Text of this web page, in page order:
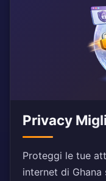
Privacy
Proteggi le tue
internet di